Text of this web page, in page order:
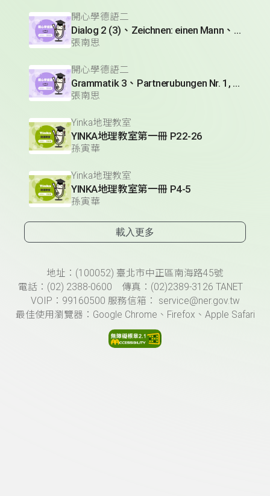
開心學德語二
Dialog 2 (3)、Zeichnen: einen Mann、Lesetext 1(1)
張南思
開心學德語二
Grammatik 3、Partnerubungen Nr. 1, 3、Dialog 2(1)
張南思
Yinka地理教室
YINKA地理教室第一冊 P22-26
孫寅華
Yinka地理教室
YINKA地理教室第一冊 P4-5
孫寅華
載入更多
頁尾資訊地址：(100052) 臺北市中正區南海路45號
電話：(02) 2388-0600 傳真：(02)2389-3126 TANET
VOIP：99160500 服務信箱： service@ner.gov.tw
最佳使用瀏覽器：Google Chrome、Firefox、Apple Safari